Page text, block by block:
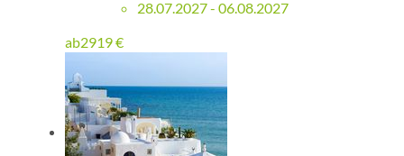
28.07.2027 - 06.08.2027
ab2919€